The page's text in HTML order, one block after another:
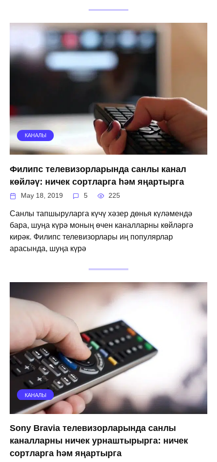
КАНАЛЫ
Филипс телевизорларында санлы канал
көйләү: ничек сортларга һәм яңартырга
May 18, 2019 5 225
Санлы тапшыруларга күчү хәзер дөнья күләмендә
бара, шуңа күрә моның өчен каналларны көйләргә
кирәк. Филипс телевизорлары иң популярлар
арасында, шуңа күрә
КАНАЛЫ
Sony Bravia телевизорларында санлы
каналларны ничек урнаштырырга: ничек
сортларга һәм яңартырга